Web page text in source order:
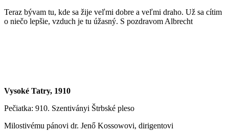
Teraz bývam tu, kde sa žije veľmi dobre a veľmi draho. Už sa cítim
o niečo lepšie, vzduch je tu úžasný. S pozdravom Albrecht
Vysoké Tatry, 1910
Pečiatka: 910. Szentiványi Štrbské pleso
Milostivému pánovi dr. Jenő Kossowovi, dirigentovi